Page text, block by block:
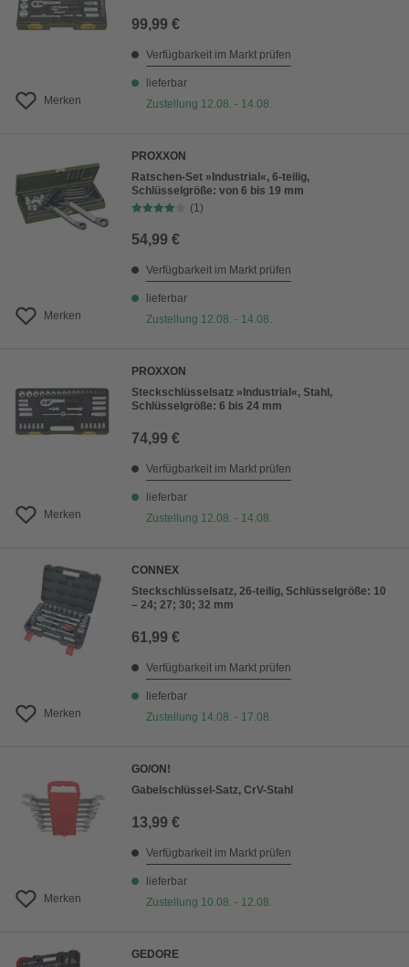
Merken
99,99 €
Verfügbarkeit im Markt prüfen
lieferbar
Zustellung 12.08. - 14.08.
Merken
PROXXON
Ratschen-Set »Industrial«, 6-teilig,
Schlüsselgröße: von 6 bis 19 mm
(1)
54,99 €
Verfügbarkeit im Markt prüfen
lieferbar
Zustellung 12.08. - 14.08.
Merken
PROXXON
Steckschlüsselsatz »Industrial«, Stahl,
Schlüsselgröße: 6 bis 24 mm
74,99 €
Verfügbarkeit im Markt prüfen
lieferbar
Zustellung 12.08. - 14.08.
Merken
CONNEX
Steckschlüsselsatz, 26-teilig, Schlüsselgröße: 10
– 24; 27; 30; 32 mm
61,99 €
Verfügbarkeit im Markt prüfen
lieferbar
Zustellung 14.08. - 17.08.
Merken
GO/ON!
Gabelschlüssel-Satz, CrV-Stahl
13,99 €
Verfügbarkeit im Markt prüfen
lieferbar
Zustellung 10.08. - 12.08.
GEDORE